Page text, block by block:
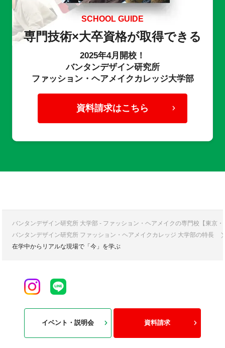
SCHOOL GUIDE
専門技術×大卒資格が取得できる
2025年4月開校！
バンタンデザイン研究所
ファッション・ヘアメイクカレッジ大学部
資料請求はこちら
バンタンデザイン研究所 大学部 - ファッション・ヘアメイクの専門校【東京
バンタンデザイン研究所 ファッション・ヘアメイクカレッジ 大学部の特長
在学中からリアルな現場で「今」を学ぶ
イベント・説明会 資料請求